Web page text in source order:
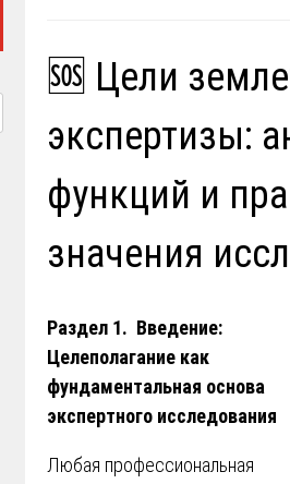
🆘 Цели
экспертизы:
функций и
значения
Раздел 1. Введение:
Целеполагание как
фундаментальная основа
экспертного исследования
Любая профессиональная